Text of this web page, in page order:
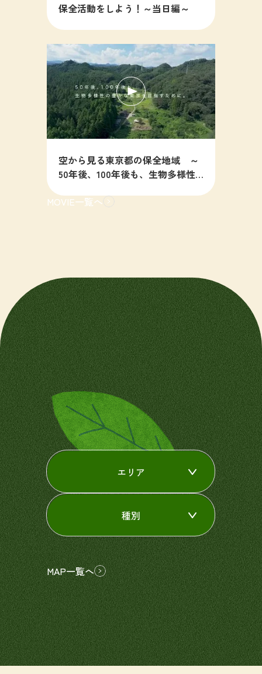
保全活動をしよう！～当日編～
空から見る東京都の保全地域 ～
50年後、100年後も、生物多様性
MOVIE一覧へ
エリア
種別
MAP一覧へ